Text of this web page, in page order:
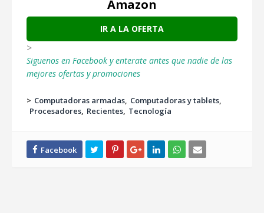
Amazon
IR A LA OFERTA
>
Siguenos en Facebook y enterate antes que nadie de las
mejores ofertas y promociones
> Computadoras armadas Computadoras y tablets
Procesadores Recientes Tecnología